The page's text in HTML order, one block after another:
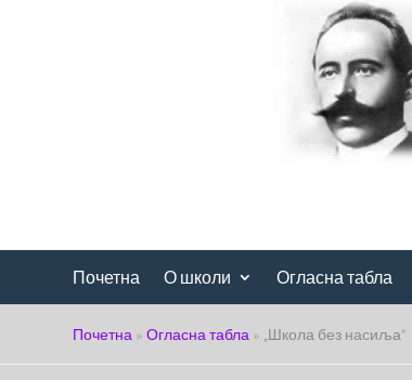
Почетна О школи Огласна табла
Почетна »Огласна табла » „Школа без насиља“